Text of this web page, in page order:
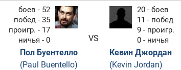
боев - 52
побед - 35
проигр. - 17
ничья - 0
Пол Буентелло
(Paul Buentello)
VS
20 - боев
11 - побед
9 - проигр.
0 - ничья
Кевин Джордан
(Kevin Jordan)